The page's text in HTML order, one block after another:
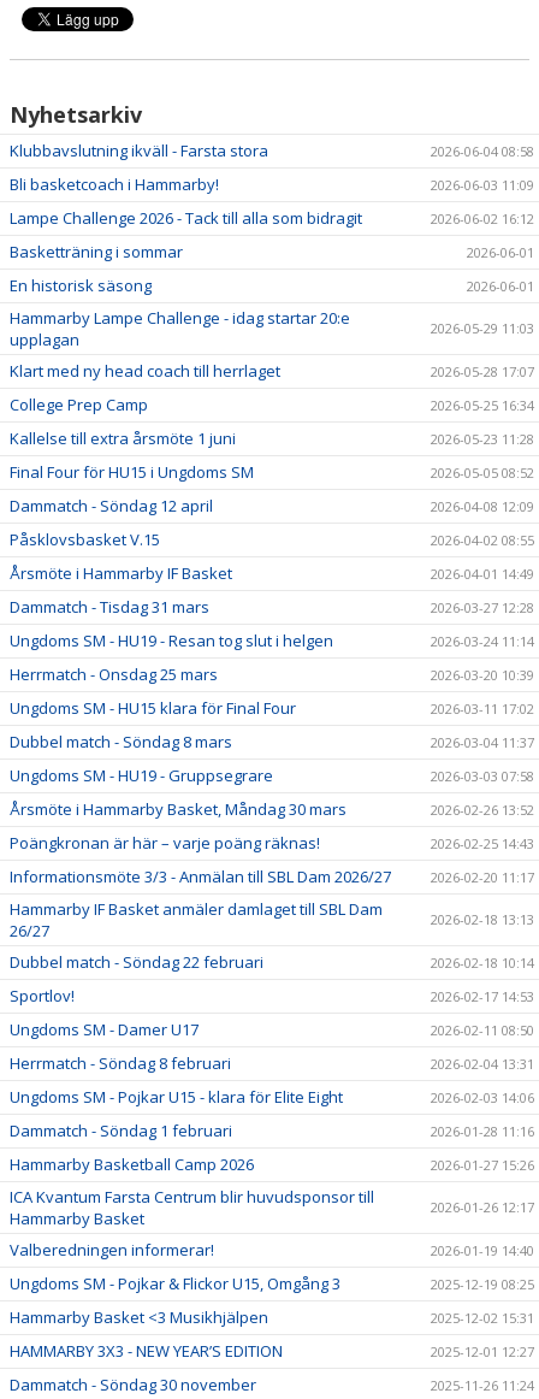
Nyhetsarkiv
Klubbavslutning ikväll - Farsta stora 2026-06-04 08:58
Bli basketcoach i Hammarby! 2026-06-03 11:09
Lampe Challenge 2026 - Tack till alla som bidragit 2026-06-02 16:12
Basketträning i sommar 2026-06-01
En historisk säsong 2026-06-01
Hammarby Lampe Challenge - idag startar 20:e
upplagan
2026-05-29 11:03
Klart med ny head coach till herrlaget 2026-05-28 17:07
College Prep Camp 2026-05-25 16:34
Kallelse till extra årsmöte 1 juni 2026-05-23 11:28
Final Four för HU15 i Ungdoms SM 2026-05-05 08:52
Dammatch - Söndag 12 april 2026-04-08 12:09
Påsklovsbasket V.15 2026-04-02 08:55
Årsmöte i Hammarby IF Basket 2026-04-01 14:49
Dammatch - Tisdag 31 mars 2026-03-27 12:28
Ungdoms SM - HU19 - Resan tog slut i helgen 2026-03-24 11:14
Herrmatch - Onsdag 25 mars 2026-03-20 10:39
Ungdoms SM - HU15 klara för Final Four 2026-03-11 17:02
Dubbel match - Söndag 8 mars 2026-03-04 11:37
Ungdoms SM - HU19 - Gruppsegrare 2026-03-03 07:58
Årsmöte i Hammarby Basket, Måndag 30 mars 2026-02-26 13:52
Poängkronan är här – varje poäng räknas! 2026-02-25 14:43
Informationsmöte 3/3 - Anmälan till SBL Dam 2026/27 2026-02-20 11:17
Hammarby IF Basket anmäler damlaget till SBL Dam
26/27
2026-02-18 13:13
Dubbel match - Söndag 22 februari 2026-02-18 10:14
Sportlov! 2026-02-17 14:53
Ungdoms SM - Damer U17 2026-02-11 08:50
Herrmatch - Söndag 8 februari 2026-02-04 13:31
Ungdoms SM - Pojkar U15 - klara för Elite Eight 2026-02-03 14:06
Dammatch - Söndag 1 februari 2026-01-28 11:16
Hammarby Basketball Camp 2026 2026-01-27 15:26
ICA Kvantum Farsta Centrum blir huvudsponsor till
Hammarby Basket
2026-01-26 12:17
Valberedningen informerar! 2026-01-19 14:40
Ungdoms SM - Pojkar & Flickor U15, Omgång 3 2025-12-19 08:25
Hammarby Basket <3 Musikhjälpen 2025-12-02 15:31
HAMMARBY 3X3 - NEW YEAR’S EDITION 2025-12-01 12:27
Dammatch - Söndag 30 november 2025-11-26 11:24